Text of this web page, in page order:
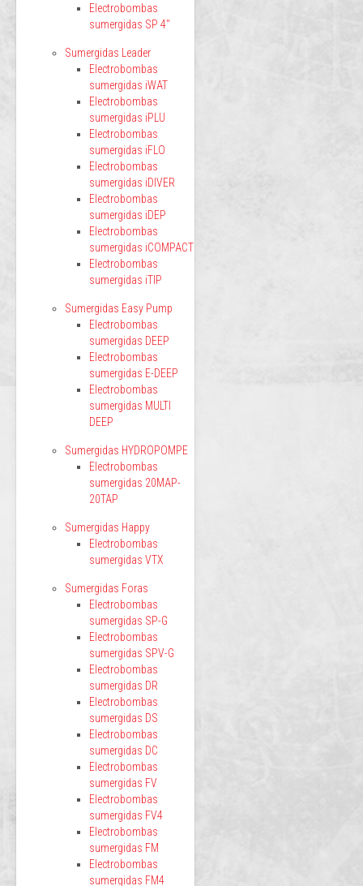
Electrobombas
sumergidas SP 4"
Sumergidas Leader
Electrobombas
sumergidas iWAT
Electrobombas
sumergidas iPLU
Electrobombas
sumergidas iFLO
Electrobombas
sumergidas iDIVER
Electrobombas
sumergidas iDEP
Electrobombas
sumergidas iCOMPACT
Electrobombas
sumergidas iTIP
Sumergidas Easy Pump
Electrobombas
sumergidas DEEP
Electrobombas
sumergidas E-DEEP
Electrobombas
sumergidas MULTI
DEEP
Sumergidas HYDROPOMPE
Electrobombas
sumergidas 20MAP-
20TAP
Sumergidas Happy
Electrobombas
sumergidas VTX
Sumergidas Foras
Electrobombas
sumergidas SP-G
Electrobombas
sumergidas SPV-G
Electrobombas
sumergidas DR
Electrobombas
sumergidas DS
Electrobombas
sumergidas DC
Electrobombas
sumergidas FV
Electrobombas
sumergidas FV4
Electrobombas
sumergidas FM
Electrobombas
sumergidas FM4